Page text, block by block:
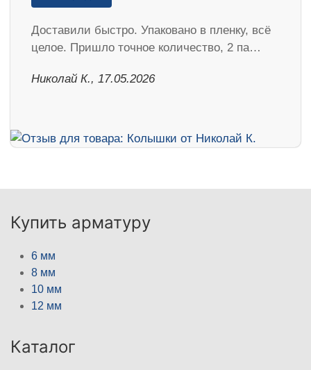
Доставили быстро. Упаковано в пленку, всё
целое. Пришло точное количество, 2 па…
Николай К., 17.05.2026
Купить арматуру
6 мм
8 мм
10 мм
12 мм
Каталог